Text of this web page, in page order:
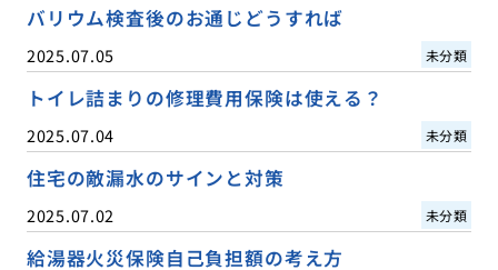
バリウム検査後のお通じどうすれば
2025.07.05 未分類
トイレ詰まりの修理費用保険は使える？
2025.07.04 未分類
住宅の敵漏水のサインと対策
2025.07.02 未分類
給湯器火災保険自己負担額の考え方